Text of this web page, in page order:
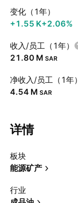
变化（1年）
‪+1.55 K‬+2.06%
收入/员工（1年）
‪21.80 M‬ SAR
净收入/员工（1年）
‪4.54 M‬ SAR
详情
板块
能源矿产
行业